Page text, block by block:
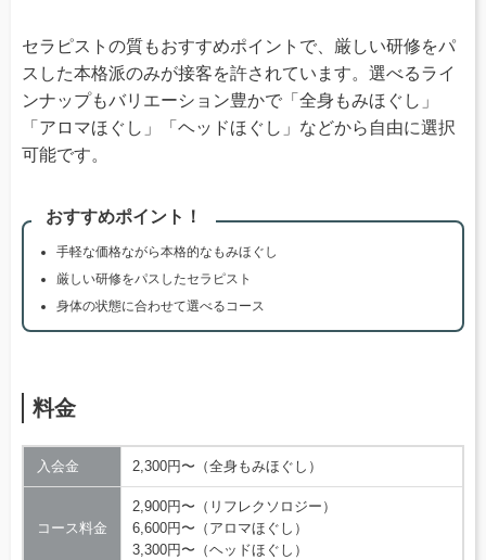
セラピストの質もおすすめポイントで、厳しい研修をパ
スした本格派のみが接客を許されています。選べるライ
ンナップもバリエーション豊かで「全身もみほぐし」
「アロマほぐし」「ヘッドほぐし」などから自由に選択
可能です。
おすすめポイント！
手軽な価格ながら本格的なもみほぐし
厳しい研修をパスしたセラピスト
身体の状態に合わせて選べるコース
料金
入会金 2,300円〜（全身もみほぐし）
コース料金
2,900円〜（リフレクソロジー）
6,600円〜（アロマほぐし）
3,300円〜（ヘッドほぐし）